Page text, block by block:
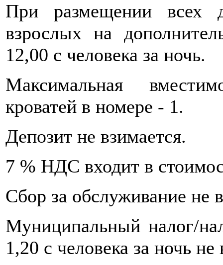
При размещении всех
взрослых на
12,00 с человека за ночь.
Максимальная
кроватей в номере - 1.
Депозит не взимается.
7 % НДС входит в
Сбор за обслуживание не
Муниципальный налог/
1,20 с человека за ночь